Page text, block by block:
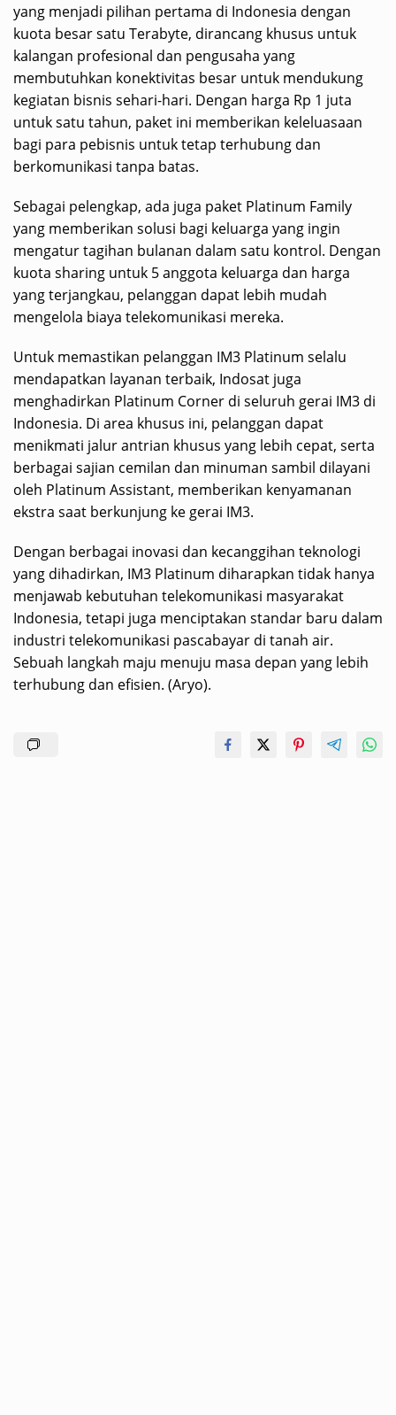
yang menjadi pilihan pertama di Indonesia dengan
kuota besar satu Terabyte, dirancang khusus untuk
kalangan profesional dan pengusaha yang
membutuhkan konektivitas besar untuk mendukung
kegiatan bisnis sehari-hari. Dengan harga Rp 1 juta
untuk satu tahun, paket ini memberikan keleluasaan
bagi para pebisnis untuk tetap terhubung dan
berkomunikasi tanpa batas.
Sebagai pelengkap, ada juga paket Platinum Family
yang memberikan solusi bagi keluarga yang ingin
mengatur tagihan bulanan dalam satu kontrol. Dengan
kuota sharing untuk 5 anggota keluarga dan harga
yang terjangkau, pelanggan dapat lebih mudah
mengelola biaya telekomunikasi mereka.
Untuk memastikan pelanggan IM3 Platinum selalu
mendapatkan layanan terbaik, Indosat juga
menghadirkan Platinum Corner di seluruh gerai IM3 di
Indonesia. Di area khusus ini, pelanggan dapat
menikmati jalur antrian khusus yang lebih cepat, serta
berbagai sajian cemilan dan minuman sambil dilayani
oleh Platinum Assistant, memberikan kenyamanan
ekstra saat berkunjung ke gerai IM3.
Dengan berbagai inovasi dan kecanggihan teknologi
yang dihadirkan, IM3 Platinum diharapkan tidak hanya
menjawab kebutuhan telekomunikasi masyarakat
Indonesia, tetapi juga menciptakan standar baru dalam
industri telekomunikasi pascabayar di tanah air.
Sebuah langkah maju menuju masa depan yang lebih
terhubung dan efisien. (Aryo).